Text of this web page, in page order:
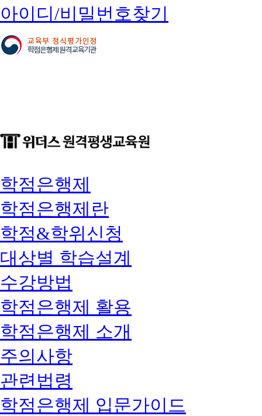
아이디/비밀번호찾기
학점은행제
학점은행제란
학점&학위신청
대상별 학습설계
수강방법
학점은행제 활용
학점은행제 소개
주의사항
관련법령
학점은행제 입문가이드